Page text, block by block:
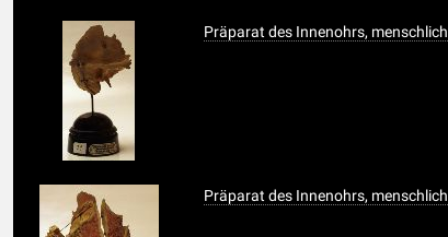
Präparat des Innenohrs, menschlich
Präparat des Innenohrs, menschlich